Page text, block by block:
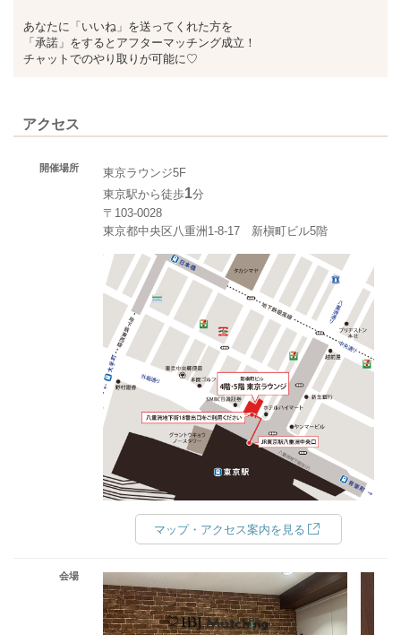
あなたに「いいね」を送ってくれた方を
「承諾」をするとアフターマッチング成立！
チャットでのやり取りが可能に♡
アクセス
開催場所
東京ラウンジ5F
東京駅から徒歩1分
〒103-0028
東京都中央区八重洲1-8-17 新槇町ビル5階
マップ・アクセス案内を見る
会場